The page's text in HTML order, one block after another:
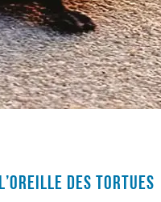
DES TORTUES